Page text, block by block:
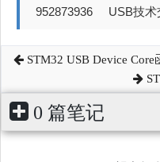
952873936 USB技术
STM32 USB Device Core
0 篇笔记